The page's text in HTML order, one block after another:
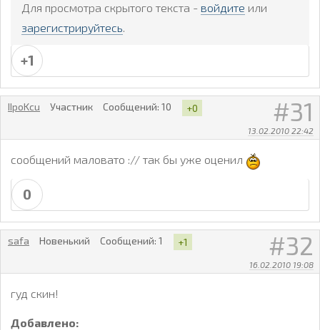
Для просмотра скрытого текста - войдите или
зарегистрируйтесь.
+1
31
13.02.2010 22:42
IIpoKcu Участник Сообщений: 10 +0
сообщений маловато :// так бы уже оценил
0
32
16.02.2010 19:08
safa Новенький Сообщений: 1 +1
гуд скин!
Добавлено: